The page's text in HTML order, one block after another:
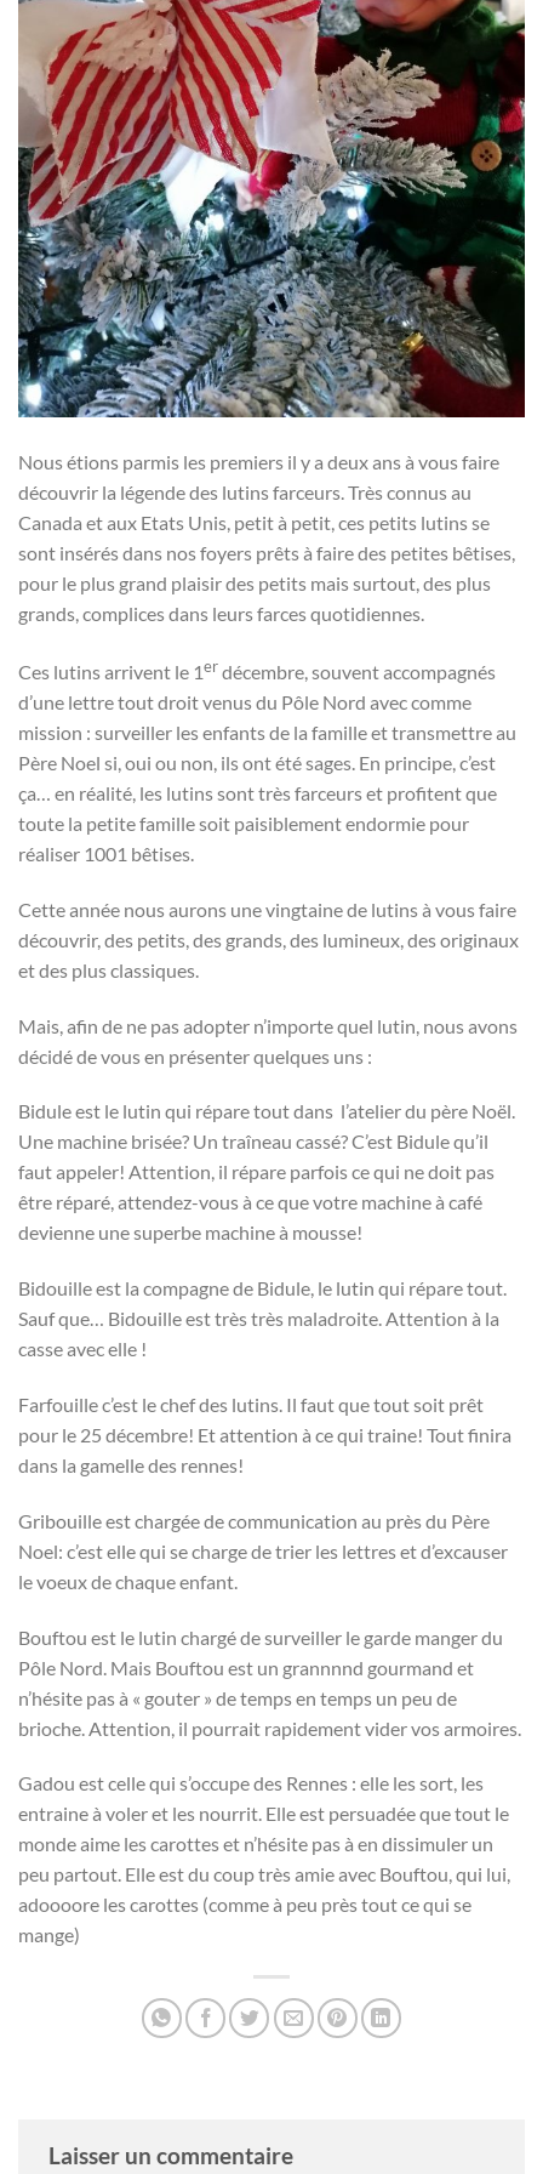
Nous étions parmis les premiers il y a deux ans à vous faire
découvrir la légende des lutins farceurs. Très connus au
Canada et aux Etats Unis, petit à petit, ces petits lutins se
sont insérés dans nos foyers prêts à faire des petites bêtises,
pour le plus grand plaisir des petits mais surtout, des plus
grands, complices dans leurs farces quotidiennes.
Ces lutins arrivent le 1erdécembre, souvent accompagnés
d’une lettre tout droit venus du Pôle Nord avec comme
mission : surveiller les enfants de la famille et transmettre au
Père Noel si, oui ou non, ils ont été sages. En principe, c’est
ça… en réalité, les lutins sont très farceurs et profitent que
toute la petite famille soit paisiblement endormie pour
réaliser 1001 bêtises.
Cette année nous aurons une vingtaine de lutins à vous faire
découvrir, des petits, des grands, des lumineux, des originaux
et des plus classiques.
Mais, afin de ne pas adopter n’importe quel lutin, nous avons
décidé de vous en présenter quelques uns :
Bidule est le lutin qui répare tout dans l’atelier du père Noël.
Une machine brisée? Un traîneau cassé? C’est Bidule qu’il
faut appeler! Attention, il répare parfois ce qui ne doit pas
être réparé, attendez-vous à ce que votre machine à café
devienne une superbe machine à mousse!
Bidouille est la compagne de Bidule, le lutin qui répare tout.
Sauf que… Bidouille est très très maladroite. Attention à la
casse avec elle !
Farfouille c’est le chef des lutins. Il faut que tout soit prêt
pour le 25 décembre! Et attention à ce qui traine! Tout finira
dans la gamelle des rennes!
Gribouille est chargée de communication au près du Père
Noel: c’est elle qui se charge de trier les lettres et d’excauser
le voeux de chaque enfant.
Bouftou est le lutin chargé de surveiller le garde manger du
Pôle Nord. Mais Bouftou est un grannnnd gourmand et
n’hésite pas à « gouter » de temps en temps un peu de
brioche. Attention, il pourrait rapidement vider vos armoires.
Gadou est celle qui s’occupe des Rennes : elle les sort, les
entraine à voler et les nourrit. Elle est persuadée que tout le
monde aime les carottes et n’hésite pas à en dissimuler un
peu partout. Elle est du coup très amie avec Bouftou, qui lui,
adoooore les carottes (comme à peu près tout ce qui se
mange)
Laisser un commentaire